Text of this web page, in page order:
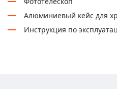
Алюминиевый кейс для
Инструкция по